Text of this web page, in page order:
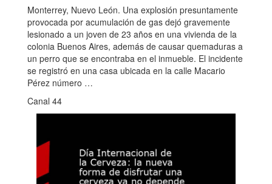
Monterrey, Nuevo León. Una explosión presuntamente
provocada por acumulación de gas dejó gravemente
lesionado a un joven de 23 años en una vivienda de la
colonia Buenos Aires, además de causar quemaduras a
un perro que se encontraba en el inmueble. El incidente
se registró en una casa ubicada en la calle Macario
Pérez número …
Canal 44